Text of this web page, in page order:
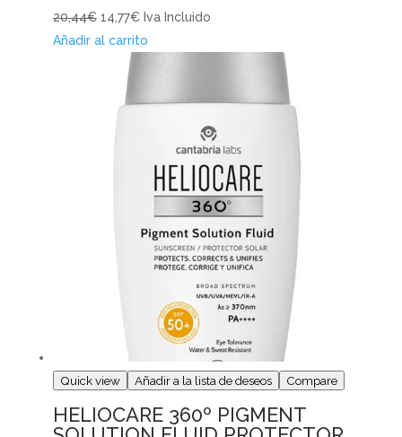
20,44€ 14,77€ Iva Incluido
Añadir al carrito
Quick view Añadir a la lista de deseos Compare
HELIOCARE 360º PIGMENT